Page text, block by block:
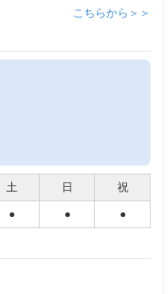
こちらから＞＞
土 日 祝
● ● ●